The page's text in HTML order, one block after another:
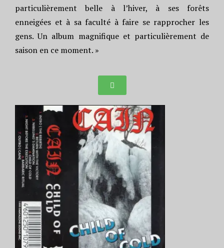
particulièrement belle à l’hiver, à ses forêts
enneigées et à sa faculté à faire se rapprocher les
gens. Un album magnifique et particulièrement de
saison en ce moment. »